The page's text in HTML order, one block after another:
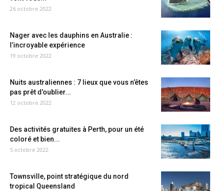
26 octobre 2022
Nager avec les dauphins en Australie :
l’incroyable expérience
19 octobre 2022
Nuits australiennes : 7 lieux que vous n’êtes
pas prêt d’oublier...
12 octobre 2022
Des activités gratuites à Perth, pour un été
coloré et bien...
5 octobre 2022
Townsville, point stratégique du nord
tropical Queensland